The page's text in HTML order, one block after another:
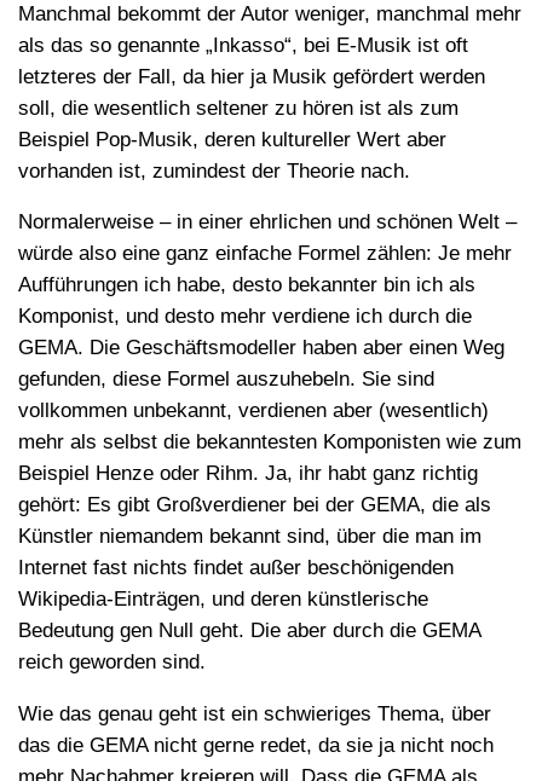
Manchmal bekommt der Autor weniger, manchmal mehr
als das so genannte „Inkasso“, bei E-Musik ist oft
letzteres der Fall, da hier ja Musik gefördert werden
soll, die wesentlich seltener zu hören ist als zum
Beispiel Pop-Musik, deren kultureller Wert aber
vorhanden ist, zumindest der Theorie nach.
Normalerweise – in einer ehrlichen und schönen Welt –
würde also eine ganz einfache Formel zählen: Je mehr
Aufführungen ich habe, desto bekannter bin ich als
Komponist, und desto mehr verdiene ich durch die
GEMA. Die Geschäftsmodeller haben aber einen Weg
gefunden, diese Formel auszuhebeln. Sie sind
vollkommen unbekannt, verdienen aber (wesentlich)
mehr als selbst die bekanntesten Komponisten wie zum
Beispiel Henze oder Rihm. Ja, ihr habt ganz richtig
gehört: Es gibt Großverdiener bei der GEMA, die als
Künstler niemandem bekannt sind, über die man im
Internet fast nichts findet außer beschönigenden
Wikipedia-Einträgen, und deren künstlerische
Bedeutung gen Null geht. Die aber durch die GEMA
reich geworden sind.
Wie das genau geht ist ein schwieriges Thema, über
das die GEMA nicht gerne redet, da sie ja nicht noch